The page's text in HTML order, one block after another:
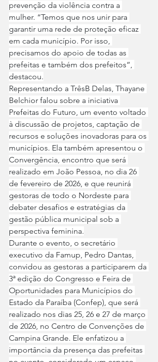
prevenção da violência contra a
mulher. “Temos que nos unir para
garantir uma rede de proteção eficaz
em cada município. Por isso,
precisamos do apoio de todas as
prefeitas e também dos prefeitos”,
destacou.
Representando a TrêsB Delas, Thayane
Belchior falou sobre a iniciativa
Prefeitas do Futuro, um evento voltado
à discussão de projetos, captação de
recursos e soluções inovadoras para os
municípios. Ela também apresentou o
Convergência, encontro que será
realizado em João Pessoa, no dia 26
de fevereiro de 2026, e que reunirá
gestoras de todo o Nordeste para
debater desafios e estratégias da
gestão pública municipal sob a
perspectiva feminina.
Durante o evento, o secretário
executivo da Famup, Pedro Dantas,
convidou as gestoras a participarem da
3ª edição do Congresso e Feira de
Oportunidades para Municípios do
Estado da Paraíba (Confep), que será
realizado nos dias 25, 26 e 27 de março
de 2026, no Centro de Convenções de
Campina Grande. Ele enfatizou a
importância da presença das prefeitas